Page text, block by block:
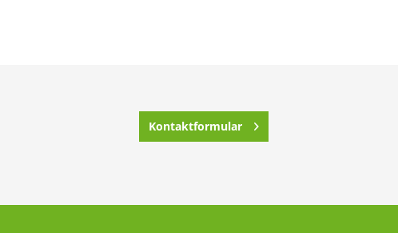
Kontaktformular